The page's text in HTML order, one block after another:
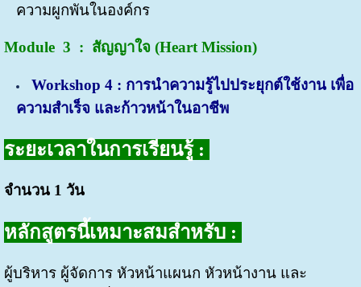
ความผูกพันในองค์กร
Module 3 : สัญญาใจ (Heart Mission)
Workshop 4 : การนำความรู้ไปประยุกต์ใช้งาน เพื่อ
ความสำเร็จ และก้าวหน้าในอาชีพ
ระยะเวลาในการเรียนรู้ :
จำนวน 1 วัน
หลักสูตรนี้เหมาะสมสำหรับ :
ผู้บริหาร ผู้จัดการ หัวหน้าแผนก หัวหน้างาน และ